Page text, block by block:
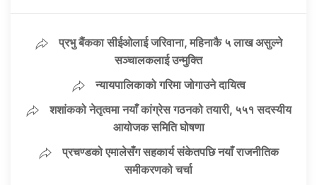
प्रभु बैंकका सीईओलाई जरिवाना, महिनाकै ५ लाख असुल्ने
सञ्चालकलाई उन्मुक्ति
न्यायपालिकाको गरिमा जोगाउने दायित्व
शशांकको नेतृत्वमा नयाँ कांग्रेस गठनको तयारी, ५५१ सदस्यीय
आयोजक समिति घोषणा
प्रचण्डको एमालेसँग सहकार्य संकेतपछि नयाँ राजनीतिक
समीकरणको चर्चा